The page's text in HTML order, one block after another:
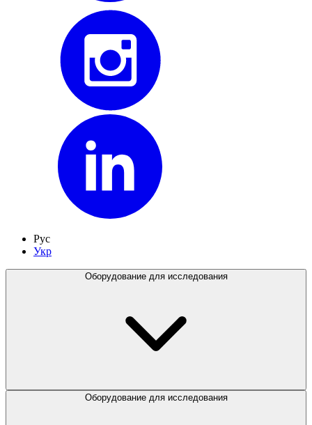
Рус
Укр
Оборудование для исследования
Оборудование для исследования